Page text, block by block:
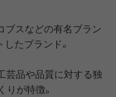
ブスなどの有名ブラン
たブランド。
芸品や品質に対する独
が特徴。